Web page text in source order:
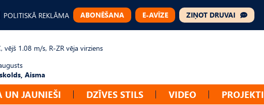
POLITISKĀ REKLĀMA ABONĒŠANA E-AVĪZE ZIŅOT DRUVAI
vējš 1.08 m/s, R-ZR vēja virziens
Aisma
UN JAUNIEŠI DZĪVES STILS VIDEO PROJEKTI